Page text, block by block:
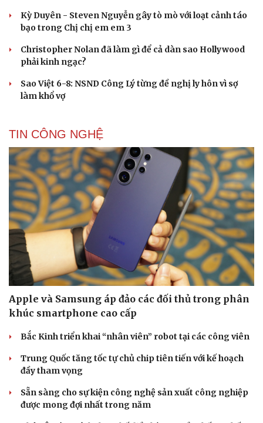
Kỳ Duyên - Steven Nguyễn gây tò mò với loạt cảnh táo
bạo trong Chị chị em em 3
Christopher Nolan đã làm gì để cả dàn sao Hollywood
phải kinh ngạc?
Sao Việt 6-8: NSND Công Lý từng đề nghị ly hôn vì sợ
làm khổ vợ
TIN CÔNG NGHỆ
Apple và Samsung áp đảo các đối thủ trong phân
khúc smartphone cao cấp
Bắc Kinh triển khai “nhân viên” robot tại các công viên
Trung Quốc tăng tốc tự chủ chip tiên tiến với kế hoạch
đầy tham vọng
Sẵn sàng cho sự kiện công nghệ sản xuất công nghiệp
được mong đợi nhất trong năm